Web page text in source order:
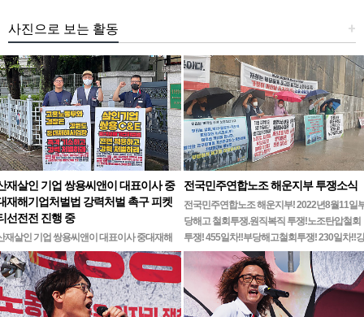
+
사진으로 보는 활동
재살인 기업 쌍용씨앤이 대표이사 중
재해기업처벌법 강력처벌 촉구 피켓
선전전 진행 중
재살인 기업 쌍용씨앤이 대표이사 중대재해
업처벌법 강력처벌 촉구민주노총 강원지역본
무기한 피켓시위 14일차고용노동부 강원지
앞 1인시위 진…
전국민주연합노조 해운지부 투쟁소식
전국민주연합노조 해운지부! 2022년8월11일
당해고 철회투쟁.원직복직 투쟁!노조탄압철회
투쟁! 455일차!!부당해고철회투쟁! 230일차!!강
릉ㆍ…